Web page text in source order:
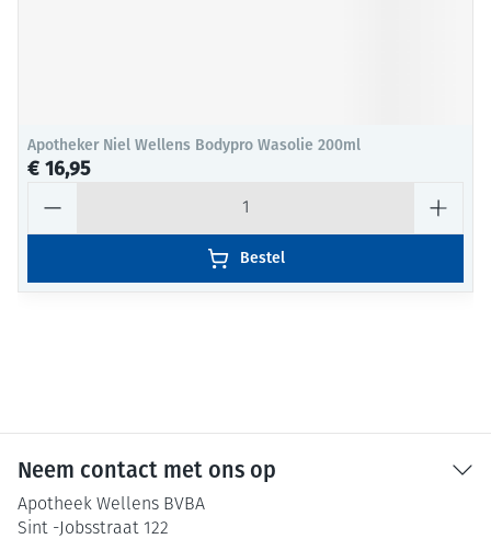
Apotheker Niel Wellens Bodypro Wasolie 200ml
€ 16,95
Bestel
Neem contact met ons op
Apotheek Wellens BVBA
Sint -Jobsstraat 122